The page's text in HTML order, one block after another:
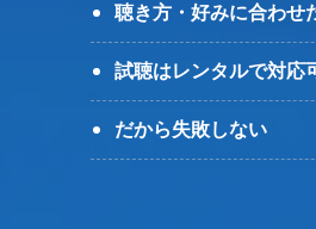
聴き方・好みに合わせ
試聴はレンタルで対応
だから失敗しない